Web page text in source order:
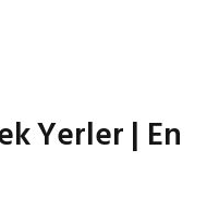
Yerler | En